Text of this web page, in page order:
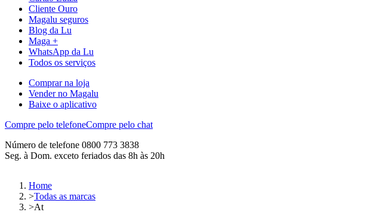
Cliente Ouro
Magalu seguros
Blog da Lu
Maga +
WhatsApp da Lu
Todos os serviços
Comprar na loja
Vender no Magalu
Baixe o aplicativo
Compre pelo telefoneCompre pelo chat
Número de telefone 0800 773 3838
Seg. à Dom. exceto feriados das 8h às 20h
Home
>Todas as marcas
>At